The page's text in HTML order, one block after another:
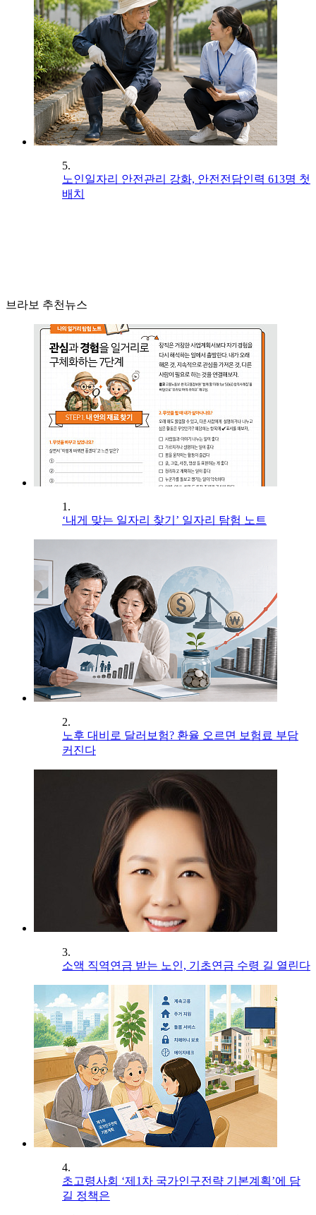
5.
노인일자리 안전관리 강화, 안전전담인력 613명 첫
배치
브라보 추천뉴스
1.
‘내게 맞는 일자리 찾기’ 일자리 탐험 노트
2.
노후 대비로 달러보험? 환율 오르면 보험료 부담
커진다
3.
소액 직역연금 받는 노인, 기초연금 수령 길 열린다
4.
초고령사회 ‘제1차 국가인구전략 기본계획’에 담
길 정책은